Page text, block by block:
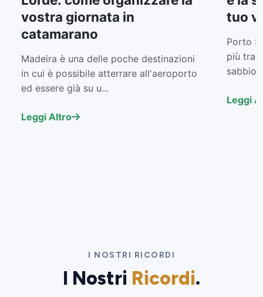
vostra giornata in
catamarano
Madeira è una delle poche destinazioni
in cui è possibile atterrare all'aeroporto
ed essere già su u...
Leggi Altro
tuo
Porto
più
Leggi
I NOSTRI RICORDI
I Nostri Ricordi.